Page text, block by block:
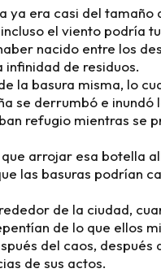
ya era casi del
el viento podría
nacido entre los
infinidad de residuos.
la basura misma, lo
se derrumbó e
refugio mientras se
arrojar esa botella
las basuras podrían
de la ciudad,
de lo que ellos
del caos,
de sus actos.